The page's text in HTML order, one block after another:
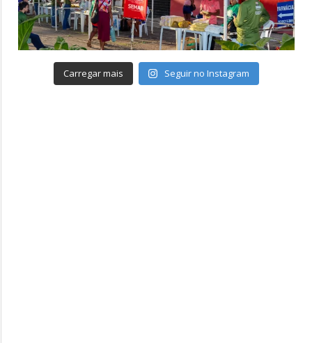
Carregar mais Seguir no Instagram